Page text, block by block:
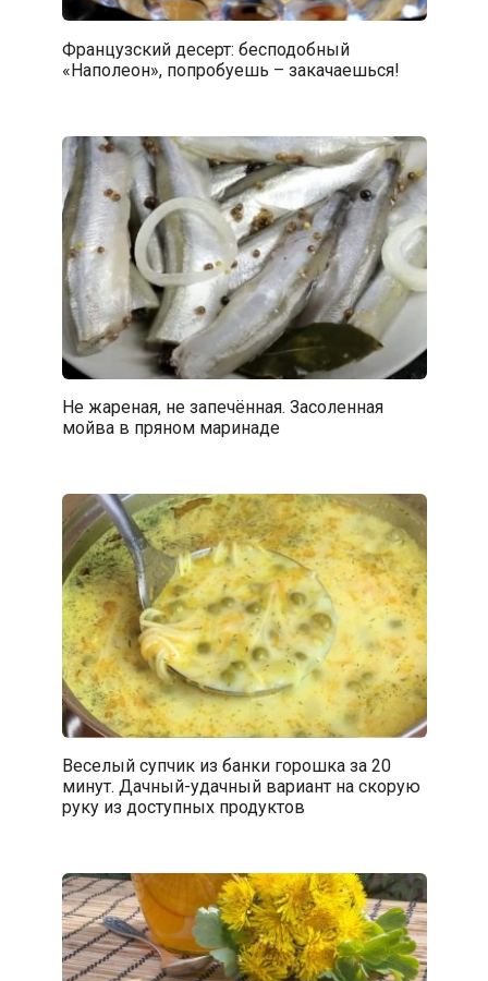
Французский десерт: бесподобный
«Наполеон», попробуешь – закачаешься!
Не жареная, не запечённая. Засоленная
мойва в пряном маринаде
Веселый супчик из банки горошка за 20
минут. Дачный-удачный вариант на скорую
руку из доступных продуктов